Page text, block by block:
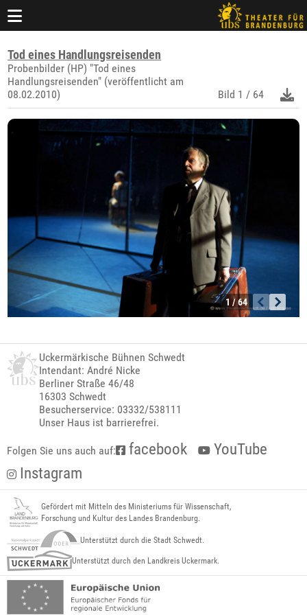
Tod eines Handlungsreisenden
Probenbilder (HP) "Tod eines
Handlungsreisenden" (veröffentlicht am
08.02.2010)
Bild 1 / 64
1 / 64
Uckermärkische Bühnen Schwedt
Intendant: André Nicke
Berliner Straße 46/48
16303 Schwedt
Besucherservice: 03332/538111
Unser Haus ist barrierefrei.
Folgen Sie uns auch auf: facebook
YouTube
Instagram
Gefördert mit Mitteln des Ministeriums für Wissenschaft,
Forschung und Kultur des Landes Brandenburg.
Unterstützt durch die Stadt Schwedt.
Unterstützt durch den Landkreis Uckermark.